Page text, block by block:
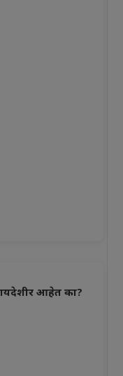
आहेत का?